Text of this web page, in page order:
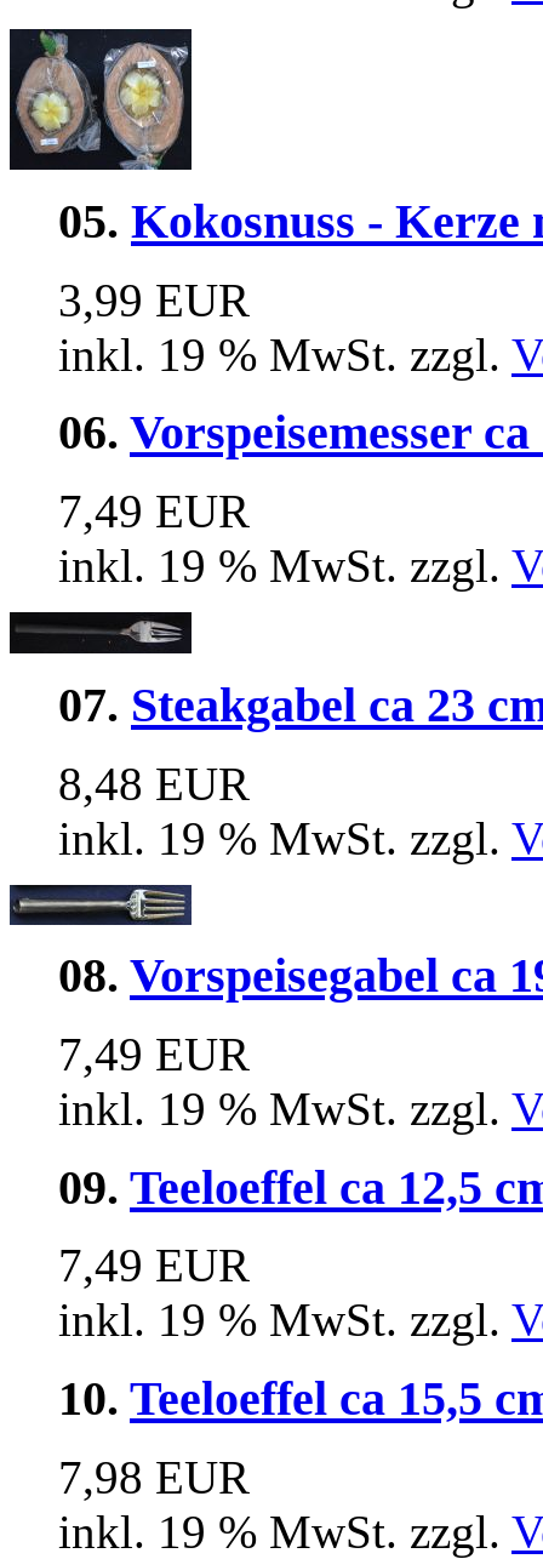
05. Kokosnuss -
3,99 EUR
inkl. 19 % MwSt. zzgl.
06. Vorspeisemesser
7,49 EUR
inkl. 19 % MwSt. zzgl.
07. Steakgabel ca 23
8,48 EUR
inkl. 19 % MwSt. zzgl.
08. Vorspeisegabel ca
7,49 EUR
inkl. 19 % MwSt. zzgl.
09. Teeloeffel ca 12,5
7,49 EUR
inkl. 19 % MwSt. zzgl.
10. Teeloeffel ca 15,5
7,98 EUR
inkl. 19 % MwSt. zzgl.